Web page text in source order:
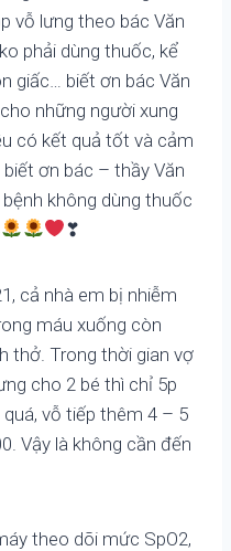
vỗ lưng theo bác Văn
phải dùng thuốc, kể
giấc… biết ơn bác Văn
những người xung
có kết quả tốt và cảm
ơn bác – thầy Văn
không dùng thuốc
❣
cả nhà em bị nhiễm
máu xuống còn
thở. Trong thời gian vợ
cho 2 bé thì chỉ 5p
vỗ tiếp thêm 4 – 5
Vậy là không cần đến
theo dõi mức SpO2,